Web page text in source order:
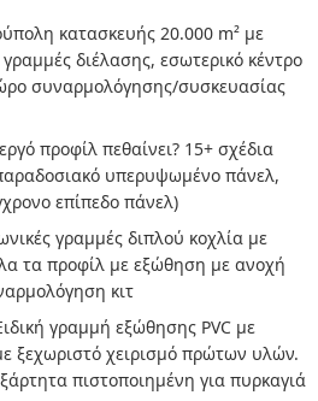
κατασκευής 20.000 m² με
διέλασης, εσωτερικό κέντρο
συναρμολόγησης/συσκευασίας
προφίλ πεθαίνει? 15+ σχέδια
υπερυψωμένο πάνελ,
επίπεδο πάνελ)
γραμμές διπλού κοχλία με
τα προφίλ με εξώθηση με ανοχή
κιτ
γραμμή εξώθησης PVC με
ξεχωριστό χειρισμό πρώτων υλών.
πιστοποιημένη για πυρκαγιά